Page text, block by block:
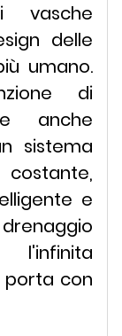
vasche
delle
umano.
di
anche
sistema
e
con